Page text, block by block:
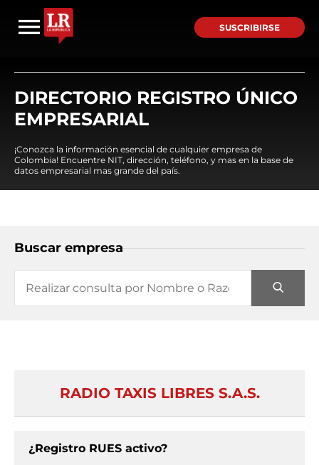
SUSCRIBIRSE
DIRECTORIO REGISTRO ÚNICO
EMPRESARIAL
¡Conozca la información esencial de cualquier empresa de
Colombia! Encuentre NIT, dirección, teléfono, y mas en la base de
datos empresarial mas grande del país.
Buscar empresa
RADIO TAXIS LIBRES S.A.S.
¿Registro RUES activo?